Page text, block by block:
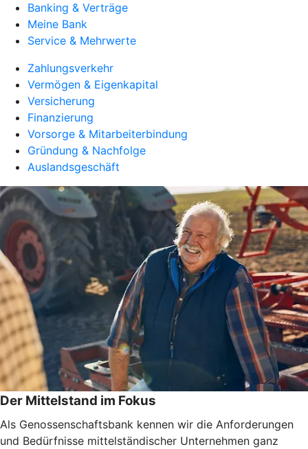
Banking & Verträge
Meine Bank
Service & Mehrwerte
Zahlungsverkehr
Vermögen & Eigenkapital
Versicherung
Finanzierung
Vorsorge & Mitarbeiterbindung
Gründung & Nachfolge
Auslandsgeschäft
Der Mittelstand im Fokus
Als Genossenschaftsbank kennen wir die Anforderungen
und Bedürfnisse mittelständischer Unternehmen ganz